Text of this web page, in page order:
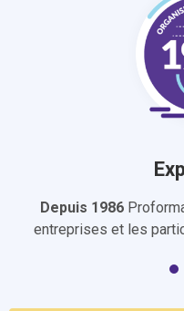
Depuis 1986
entreprises et les